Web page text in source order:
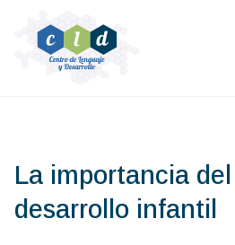
La importancia
desarrollo infantil